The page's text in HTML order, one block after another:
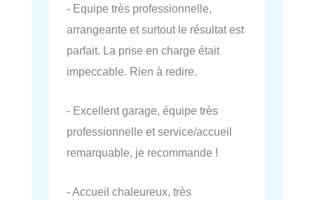
- Equipe très professionnelle,
arrangeante et surtout le résultat est
parfait. La prise en charge était
impeccable. Rien à redire.
- Excellent garage, équipe très
professionnelle et service/accueil
remarquable, je recommande !
- Accueil chaleureux, très